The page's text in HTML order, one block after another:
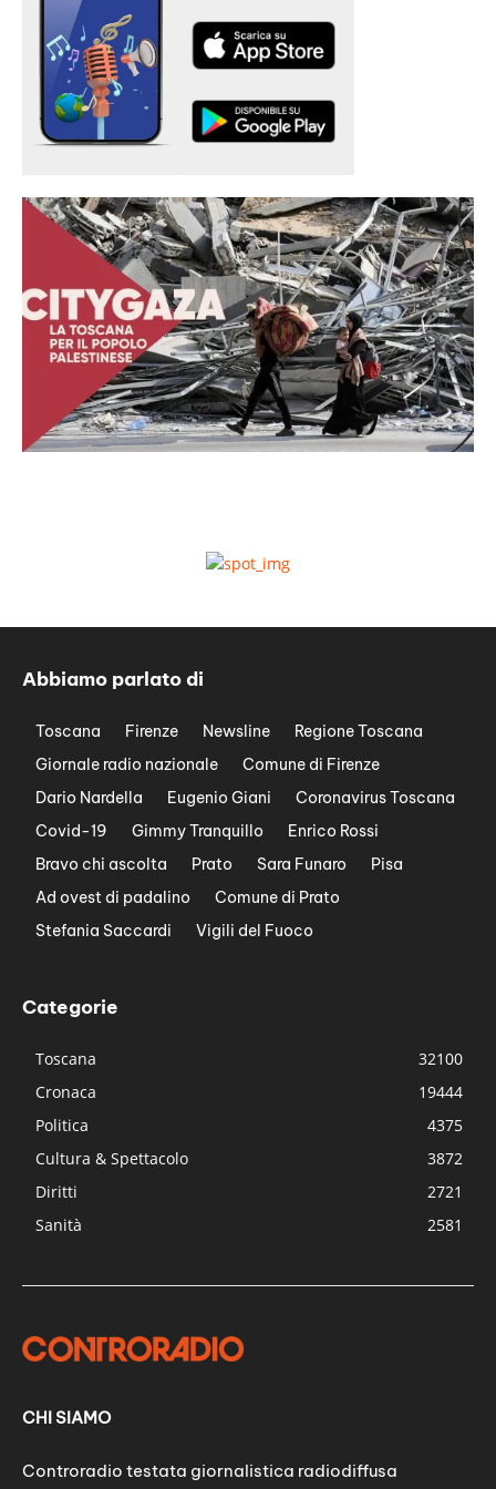
Abbiamo parlato di
Toscana Firenze Newsline
Regione Toscana
Giornale radio nazionale
Comune di Firenze
Dario Nardella
Eugenio Giani
Coronavirus Toscana
Covid-19
Gimmy Tranquillo
Enrico Rossi
Bravo chi ascolta
Prato Sara Funaro
Pisa
Ad ovest di padalino
Comune di Prato
Stefania Saccardi
Vigili del Fuoco
Categorie
Toscana
32100
Cronaca
19444
Politica
4375
Cultura & Spettacolo
3872
Diritti
2721
Sanità
2581
CHI SIAMO
Controradio testata giornalistica radiodiffusa